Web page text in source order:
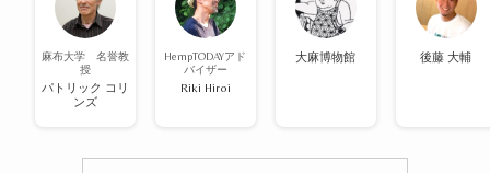
麻布大学 名誉教
授
パトリック コリ
ンズ
HempTODAYアド
バイザー
Riki Hiroi
大麻博物館 後藤 大輔